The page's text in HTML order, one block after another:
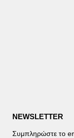
NEWSLETTER
Συμπληρώστε το